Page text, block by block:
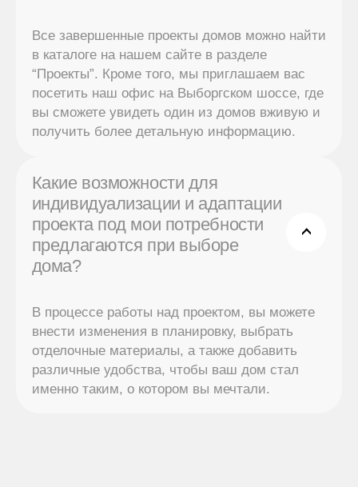
Все завершенные проекты домов можно найти
в каталоге на нашем сайте в разделе
“Проекты”. Кроме того, мы приглашаем вас
посетить наш офис на Выборгском шоссе, где
вы сможете увидеть один из домов вживую и
получить более детальную информацию.
Какие возможности для
индивидуализации и адаптации
проекта под мои потребности
предлагаются при выборе
дома?
В процессе работы над проектом, вы можете
внести изменения в планировку, выбрать
отделочные материалы, а также добавить
различные удобства, чтобы ваш дом стал
именно таким, о котором вы мечтали.